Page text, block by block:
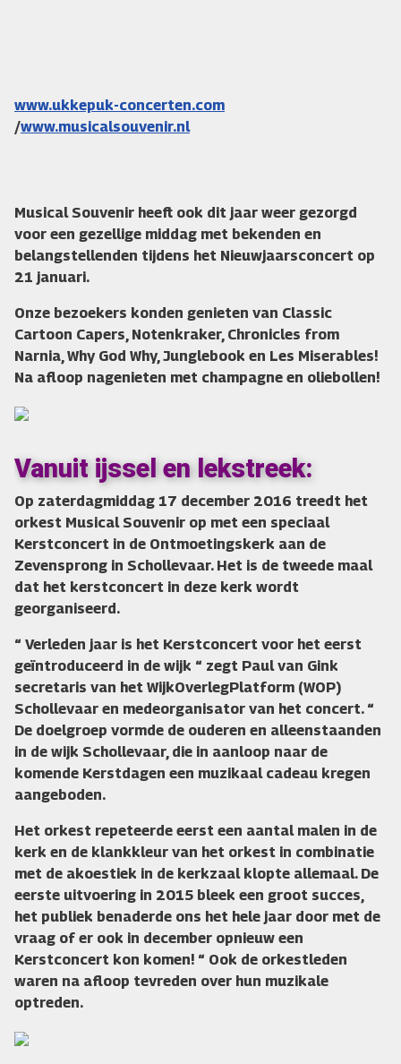
www.ukkepuk-concerten.com
/www.musicalsouvenir.nl
Musical Souvenir heeft ook dit jaar weer gezorgd
voor een gezellige middag met bekenden en
belangstellenden tijdens het Nieuwjaarsconcert op
21 januari.
Onze bezoekers konden genieten van Classic
Cartoon Capers, Notenkraker, Chronicles from
Narnia, Why God Why, Junglebook en Les Miserables!
Na afloop nagenieten met champagne en oliebollen!
Vanuit ijssel en lekstreek:
Op zaterdagmiddag 17 december 2016 treedt het
orkest Musical Souvenir op met een speciaal
Kerstconcert in de Ontmoetingskerk aan de
Zevensprong in Schollevaar. Het is de tweede maal
dat het kerstconcert in deze kerk wordt
georganiseerd.
“ Verleden jaar is het Kerstconcert voor het eerst
geïntroduceerd in de wijk “ zegt Paul van Gink
secretaris van het WijkOverlegPlatform (WOP)
Schollevaar en medeorganisator van het concert. “
De doelgroep vormde de ouderen en alleenstaanden
in de wijk Schollevaar, die in aanloop naar de
komende Kerstdagen een muzikaal cadeau kregen
aangeboden.
Het orkest repeteerde eerst een aantal malen in de
kerk en de klankkleur van het orkest in combinatie
met de akoestiek in de kerkzaal klopte allemaal. De
eerste uitvoering in 2015 bleek een groot succes,
het publiek benaderde ons het hele jaar door met de
vraag of er ook in december opnieuw een
Kerstconcert kon komen! “ Ook de orkestleden
waren na afloop tevreden over hun muzikale
optreden.